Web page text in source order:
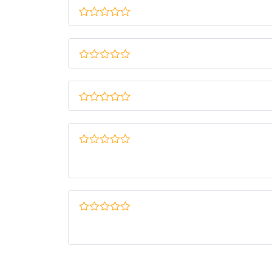
דורג5מתוך
דורג5מתוך
דורג5מתוך